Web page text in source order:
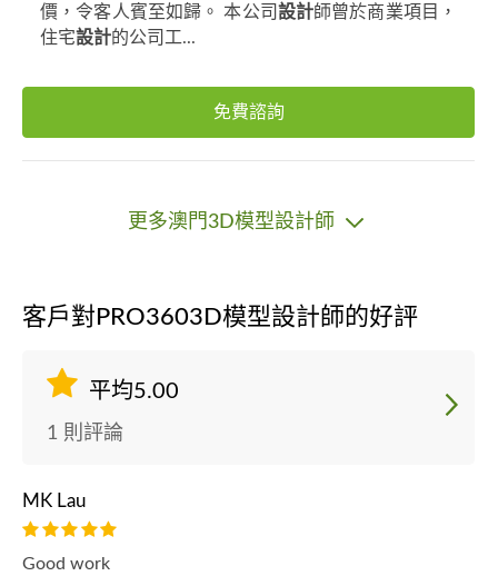
價，令客人賓至如歸。 本公司 設計師曾於商業項目，
住宅設計的公司工...
免費諮詢
更多澳門3D模型設計師
客戶對PRO3603D模型設計師的好評
平均5.00
1 則評論
MK Lau
Good work